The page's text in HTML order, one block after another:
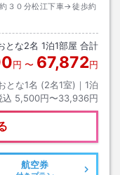
３０分松江下車→徒歩約
とな2名 1泊1部屋 合計
円 〜 67,872円
とな1名 (2名1室)｜ 1泊
込 5,500円〜33,936円
航空券